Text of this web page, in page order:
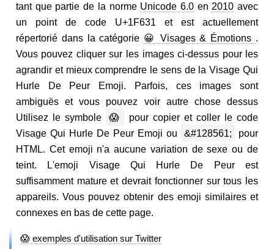
tant que partie de la norme Unicode 6.0en 2010 avec
un point de code U+1F631 et est actuellement
répertorié dans la catégorie 😀 Visages & Émotions .
Vous pouvez cliquer sur les images ci-dessus pour les
agrandir et mieux comprendre le sens de la Visage Qui
Hurle De Peur Emoji. Parfois, ces images sont
ambiguës et vous pouvez voir autre chose dessus
Utilisez le symbole
😱
pour copier et coller le code
Visage Qui Hurle De Peur Emoji ou
&#128561;
pour
HTML. Cet emoji n'a aucune variation de sexe ou de
teint. L'emoji Visage Qui Hurle De Peur est
suffisamment mature et devrait fonctionner sur tous les
appareils. Vous pouvez obtenir des emoji similaires et
connexes en bas de cette page.
😱 exemples d'utilisation sur Twitter